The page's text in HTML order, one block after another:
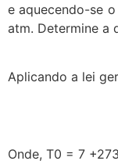
e aquecendo-se
atm. Determine a
Aplicando a lei
Onde, T0 = 7